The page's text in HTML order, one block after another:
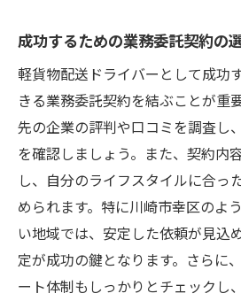
成功するための業務委託契約の
軽貨物配送ドライバーとして成功
きる業務委託契約を結ぶことが重
先の企業の評判や口コミを調査し
を確認しましょう。また、契約内
し、自分のライフスタイルに合っ
められます。特に川崎市幸区のよ
い地域では、安定した依頼が見込
定が成功の鍵となります。さらに
ート体制もしっかりとチェックし